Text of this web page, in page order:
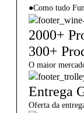
●Como tudo
2000+
300+
O maior
Entrega
Oferta da